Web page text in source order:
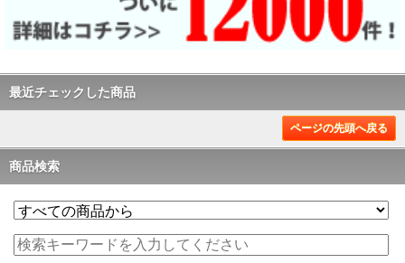
最近チェックした商品
ページの先頭へ戻る
商品検索